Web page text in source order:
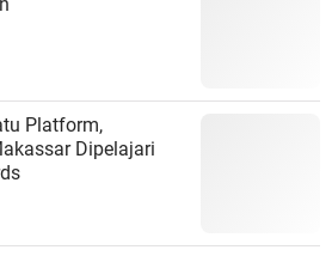
Platform,
Dipelajari